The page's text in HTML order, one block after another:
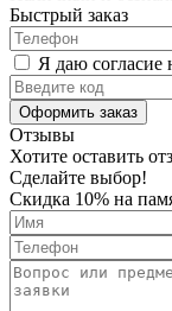
Быстрый заказ
Я даю согласие
Оформить заказ
Отзывы
Хотите оставить
Сделайте выбор!
Скидка 10% на